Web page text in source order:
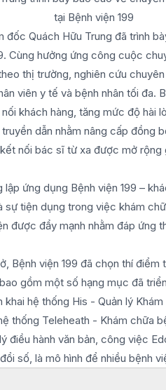
tại Bệnh viện 199
đốc Quách Hữu Trung đã trình
Cùng hưởng ứng công cuộc
thị trường, nghiên cứu
viên y tế và bệnh nhân tối đa.
khách hàng, tăng mức độ
dẫn nhằm nâng cấp đồng
nối bác sĩ từ xa được mở
lập ứng dụng Bệnh viện 199 –
sự tiện dụng trong việc khám
được đẩy mạnh nhằm đáp ứng
Bệnh viện 199 đã chọn thí
gồm một số hạng mục đã
hệ thống His - Quản lý
thống Teleheath - Khám chữa
điều hành văn bản, công việc
số, là mô hình để nhiều bệnh